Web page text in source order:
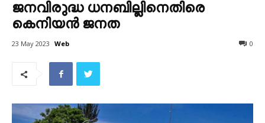
ജനവിരുദ്ധ ധനബില്ലിനെതിരെ
കെനിയന്‍ ജനത
23 May 2023 Web 0